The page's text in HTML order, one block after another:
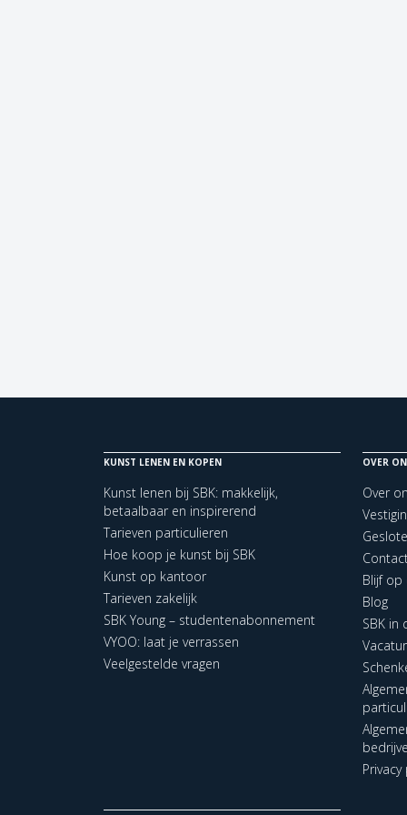
KUNST LENEN EN KOPEN
Kunst lenen bij SBK: makkelijk,
betaalbaar en inspirerend
Tarieven particulieren
Hoe koop je kunst bij SBK
Kunst op kantoor
Tarieven zakelijk
SBK Young – studentenabonnement
VYOO: laat je verrassen
Veelgestelde vragen
OVER
Over
Blijf op
Blog
SBK in